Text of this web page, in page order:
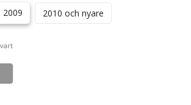
2009 2010 och nyare